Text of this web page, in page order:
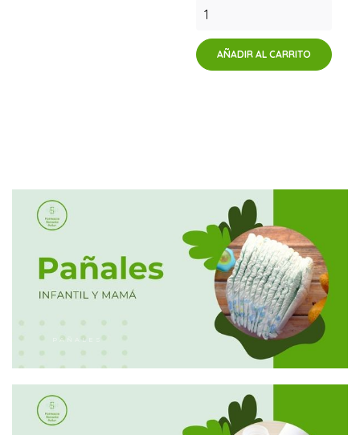
AÑADIR AL CARRITO
PAÑALES